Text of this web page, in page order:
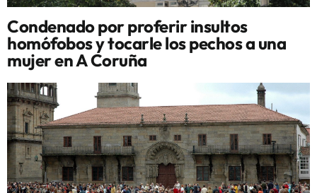
Condenado por proferir insultos
homófobos y tocarle los pechos a una
mujer en A Coruña